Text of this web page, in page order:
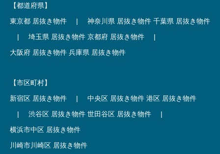
【都道府県】
東京都 居抜き物件
| 神奈川県 居抜き物件 千葉県 居抜き物件
|
埼玉県 居抜き物件 京都府 居抜き物件
|
大阪府 居抜き物件 兵庫県 居抜き物件
【市区町村】
新宿区 居抜き物件
| 中央区 居抜き物件 港区 居抜き物件
|
渋谷区 居抜き物件 世田谷区 居抜き物件
|
横浜市中区 居抜き物件
川崎市川崎区 居抜き物件